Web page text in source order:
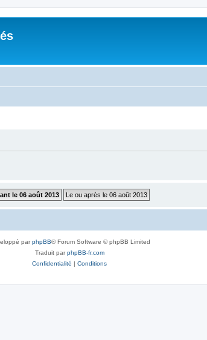
parphpBB® Forum Software © phpBB Limited
Traduit parphpBB-fr.com
Confidentialité
Conditions